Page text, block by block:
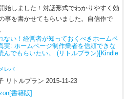
始しました！対話形式でわかりやすく効
事を書かせてもらいました。自信作で
ない！経営者が知っておくべきホームペ
実: ホームページ制作業者を信頼できな
んでもらいたい。 (リトルプラン)[Kindle
レバ
リトルプラン 2015-11-23
書籍版]